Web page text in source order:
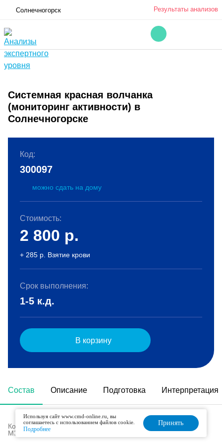
Солнечногорск Результаты анализов
Системная красная волчанка
(мониторинг активности) в
Солнечногорске
Состав Описание Подготовка Интерпретация
Код в номенклатуре медицинских услуг (Приказ
МЗ РФ № 804н от 13.10.2017 г):
B03.040.001
Код:
300097
можно сдать на дому
Стоимость:
2 800 р.
+ 285 р. Взятие крови
Срок выполнения:
1-5 к.д.
В корзину
Используя сайт www.cmd-online.ru, вы
соглашаетесь с использованием файлов cookie.
Подробнее
Принять